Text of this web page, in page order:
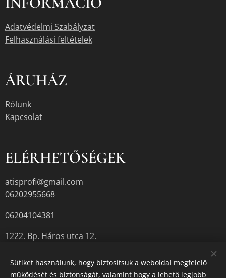
Adatvédelmi Szabályzat
Felhasználási feltételek
ÁRUHÁZ
Rólunk
Kapcsolat
ELÉRHETŐSÉGEK
atisprofi@gmail.com
06202955668
06204104381
1222. Bp. Háros utca 12.
Sütiket használunk, hogy biztosítsuk a weboldal megfelelő
működését és biztonságát, valamint hogy a lehető legjobb